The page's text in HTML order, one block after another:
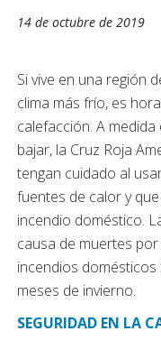
14 de octubre de 2019
Si vive en una región
clima más frío, es
calefacción. A
bajar, la Cruz Roja
tengan cuidado al
fuentes de calor y
incendio doméstico.
causa de muertes
incendios
meses de invierno.
SEGURIDAD EN LA